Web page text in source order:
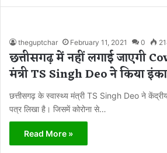
theguptchar February 11, 2021 0
छत्तीसगढ़ में नहीं लगाई जाएगी
मंत्री TS Singh Deo ने किया
छत्तीसगढ़ के स्वास्थ्य मंत्री TS Singh Deo ने केंद्रीय
पत्र लिखा है। जिसमें कोरोना से…
Read More »